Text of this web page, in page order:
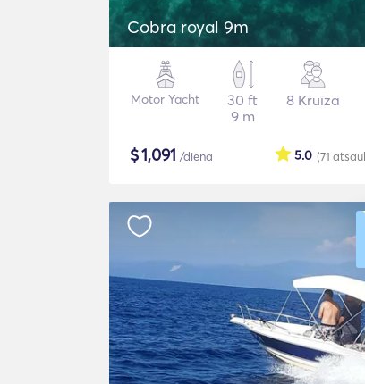
Cobra royal 9m
Motor Yacht
30 ft
9 m
8 Kruīza
$1,091 /diena (71
5.0